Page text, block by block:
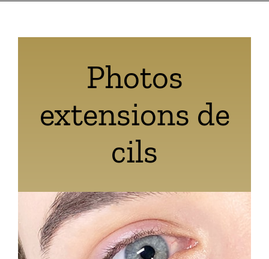
Photos
extensions de
cils